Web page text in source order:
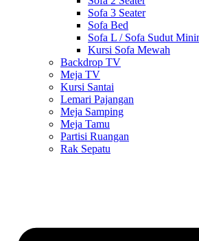
Sofa 3 Seater
Sofa Bed
Sofa L / Sofa Sudut
Kursi Sofa Mewah
Backdrop TV
Meja TV
Kursi Santai
Lemari Pajangan
Meja Samping
Meja Tamu
Partisi Ruangan
Rak Sepatu